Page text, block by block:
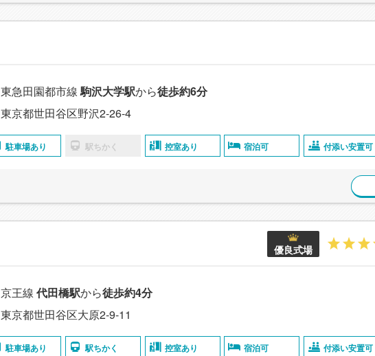
東急田園都市線 駒沢大学駅から徒歩約6分
東京都世田谷区野沢2-26-4
駐車場あり 駅ちかく 控室あり 宿泊可 付添い安置可
優良式場
京王線 代田橋駅から徒歩約4分
東京都世田谷区大原2-9-11
駐車場あり 駅ちかく 控室あり 宿泊可 付添い安置可